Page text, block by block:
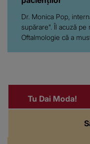
Dr. Monica Pop,
supărare". Îl acuză
Oftalmologie că a
Tu Dai Moda!